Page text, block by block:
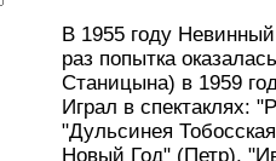
В 1955 году
раз попытка
Станицына) в 1959
Играл в спектаклях:
"Дульсинея
Новый Год" (Петр),